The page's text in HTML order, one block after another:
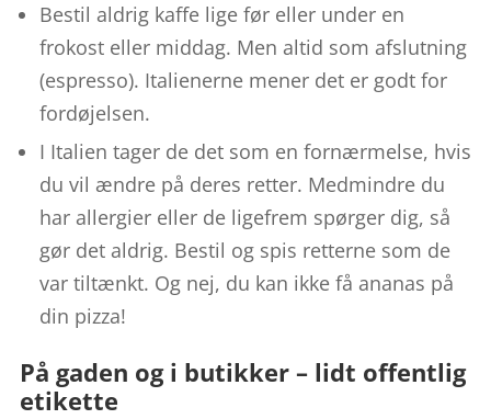
Bestil aldrig kaffe lige før eller under en
frokost eller middag. Men altid som afslutning
(espresso). Italienerne mener det er godt for
fordøjelsen.
I Italien tager de det som en fornærmelse, hvis
du vil ændre på deres retter. Medmindre du
har allergier eller de ligefrem spørger dig, så
gør det aldrig. Bestil og spis retterne som de
var tiltænkt. Og nej, du kan ikke få ananas på
din pizza!
På gaden og i butikker – lidt offentlig
etikette